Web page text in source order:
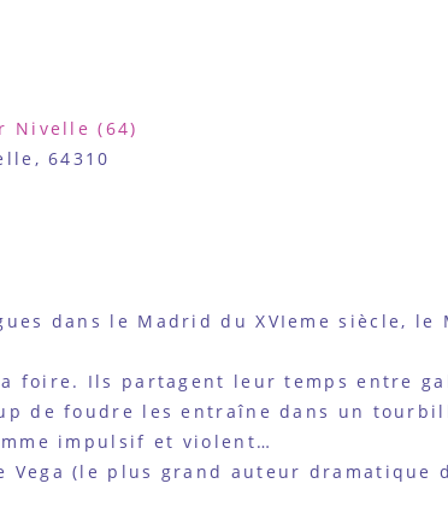
Nivelle (64)
64310
dans le Madrid du XVIeme siècle, le
foire. Ils partagent leur temps entre
de foudre les entraîne dans un
impulsif et violent…
(le plus grand auteur dramatique